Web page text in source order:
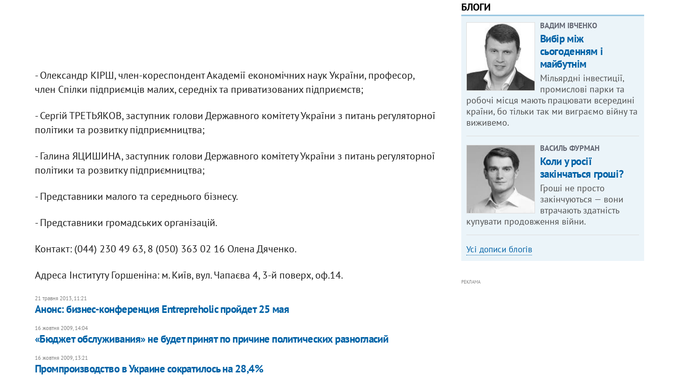
- Олександр КІРШ, член-кореспондент Академії економічних наук України, професор,
член Спілки підприємців малих, середніх та приватизованих підприємств;
- Сергій ТРЕТЬЯКОВ, заступник голови Державного комітету України з питань регуляторної
політики та розвитку підприємництва;
- Галина ЯЦИШИНА, заступник голови Державного комітету України з питань регуляторної
політики та розвитку підприємництва;
- Представники малого та середнього бізнесу.
- Представники громадських організацій.
Контакт: (044) 230 49 63, 8 (050) 363 02 16 Олена Дяченко.
Адреса Інституту Горшеніна: м. Київ, вул. Чапаєва 4, 3-й поверх, оф.14.
21 травня 2013, 11:21
Анонс: бизнес-конференция Entrepreholic пройдет 25 мая
16 жовтня 2009, 14:04
«Бюджет обслуживания» не будет принят по причине политических разногласий
16 жовтня 2009, 13:21
Промпроизводство в Украине сократилось на 28,4%
БЛОГИ
ВАДИМ ІВЧЕНКО
Вибір між
сьогоденням і
майбутнім
Мільярдні інвестиції,
промислові парки та
робочі місця мають працювати всередині
країни, бо тільки так ми виграємо війну та
виживемо.
ВАСИЛЬ ФУРМАН
Коли у росії
закінчаться гроші?
Гроші не просто
закінчуються — вони
втрачають здатність
купувати продовження війни.
Усі дописи блогів
РЕКЛАМА